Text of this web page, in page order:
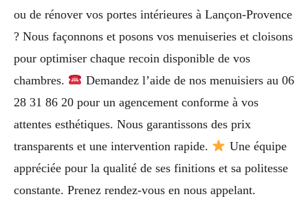
ou de rénover vos portes intérieures à Lançon-Provence
? Nous façonnons et posons vos menuiseries et cloisons
pour optimiser chaque recoin disponible de vos
chambres.
Demandez l’aide de nos menuisiers au 06
28 31 86 20 pour un agencement conforme à vos
attentes esthétiques. Nous garantissons des prix
transparents et une intervention rapide.
Une équipe
appréciée pour la qualité de ses finitions et sa politesse
constante. Prenez rendez-vous en nous appelant.